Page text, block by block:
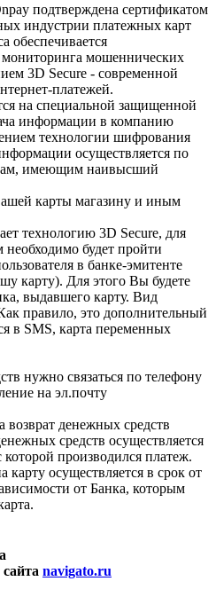
подтверждена сертификатом
индустрии платежных карт
обеспечивается
мониторинга мошеннических
3D Secure - современной
платежей.
на специальной защищенной
информации в компанию
технологии шифрования
осуществляется по
имеющим наивысший
карты магазину и иным
технологию 3D Secure, для
будет пройти
в банке-эмитенте
карту). Для этого Вы будете
выдавшего карту. Вид
правило, это дополнительный
в SMS, карта переменных
нужно связаться по телефону
на эл.почту
возврат денежных средств
средств осуществляется
производился платеж.
карту осуществляется в срок от
от Банка, которым
navigato.ru